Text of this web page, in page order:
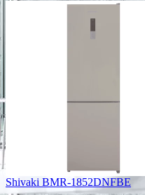
Shivaki BMR-1852DNFBE